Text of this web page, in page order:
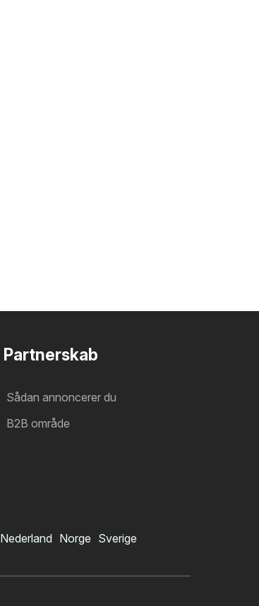
Partnerskab
Sådan annoncerer du
B2B område
Nederland Norge Sverige